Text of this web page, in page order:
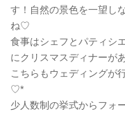
す！自然の景色を一望し
ね♡
食事はシェフとパティシ
にクリスマスディナーが
こちらもウェディングが
♡*
少人数制の挙式からフォ